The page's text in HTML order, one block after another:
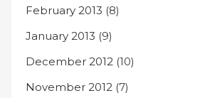
February 2013 (8)
January 2013 (9)
December 2012 (10)
November 2012 (7)